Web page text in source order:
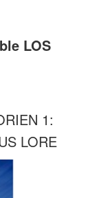
LOS
1:
LORE